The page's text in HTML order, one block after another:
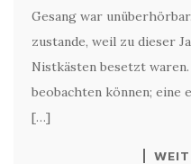
Gesang war
zustande, weil zu dieser
Nistkästen besetzt
beobachten können;
[…]